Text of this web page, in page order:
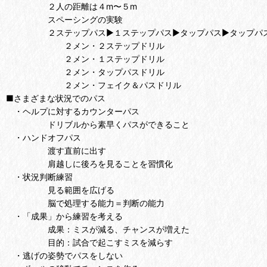
２人の距離は４m〜５m
スペーシングの実験
２ステップパス▶１ステップパス▶タップパス▶タップパ
２メン・２ステップドリル
２メン・１ステップドリル
２メン・タップパスドリル
２メン・フェイク＆パスドリル
■さまざまな状況でのパス
・ヘルプに対するカウンターパス
ドリブルから素早くパスができること
・ハンドオフパス
渡す直前に出す
肩越しに後ろを見ることを習慣化
・状況判断練習
見る範囲を広げる
脳で処理する能力＝判断の能力
・「成果」から練習を考える
成果：ミスが減る、チャンスが増えた
目的：試合で起こすミスを減らす
・逃げの姿勢でパスをしない